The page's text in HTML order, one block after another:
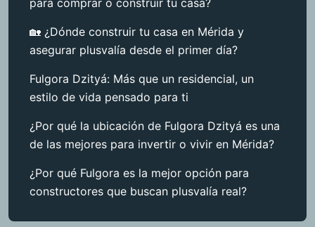
para comprar o construir tu casa?
🏡 ¿Dónde construir tu casa en Mérida y
asegurar plusvalía desde el primer día?
Fulgora Dzityá: Más que un residencial, un
estilo de vida pensado para ti
¿Por qué la ubicación de Fulgora Dzityá es una
de las mejores para invertir o vivir en Mérida?
¿Por qué Fulgora es la mejor opción para
constructores que buscan plusvalía real?